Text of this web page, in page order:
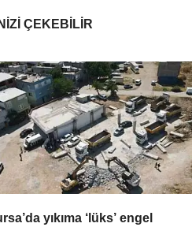
ÇEKEBILIR
yıkıma ‘lüks’ engel